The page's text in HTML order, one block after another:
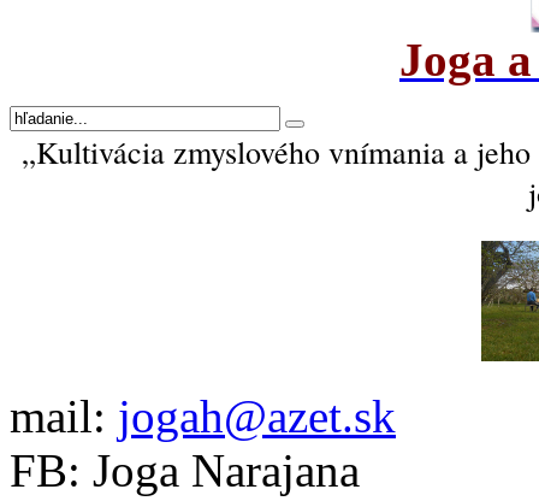
Joga
„Kultivácia zmyslového vnímania a
mail: jogah@azet.sk
FB: Joga Narajana